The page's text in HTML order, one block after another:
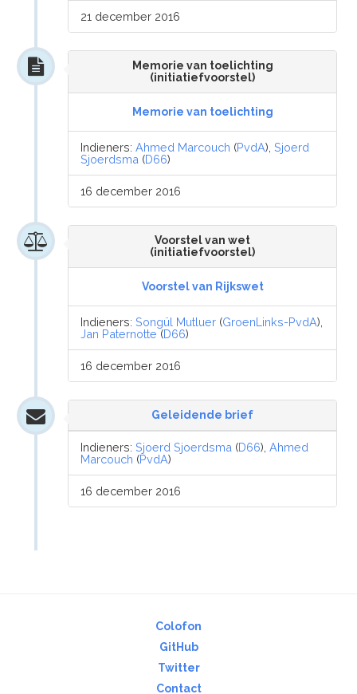
21 december 2016
Memorie van toelichting
(initiatiefvoorstel)
Memorie van toelichting
Indieners:Ahmed Marcouch (PvdA),Sjoerd
Sjoerdsma (D66)
16 december 2016
Voorstel van wet
(initiatiefvoorstel)
Voorstel van Rijkswet
Indieners:Songül Mutluer (GroenLinks-PvdA),
Jan Paternotte (D66)
16 december 2016
Geleidende brief
Indieners:Sjoerd Sjoerdsma (D66),Ahmed
Marcouch (PvdA)
16 december 2016
Colofon
GitHub
Twitter
Contact